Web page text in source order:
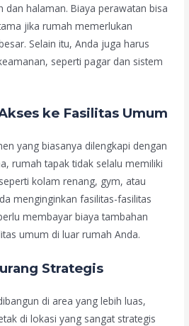
dan halaman. Biaya perawatan bisa
jika rumah memerlukan
Selain itu, Anda juga harus
seperti pagar dan sistem
ke Fasilitas Umum
yang biasanya dilengkapi dengan
rumah tapak tidak selalu memiliki
kolam renang, gym, atau
menginginkan fasilitas-fasilitas
membayar biaya tambahan
umum di luar rumah Anda.
Strategis
di area yang lebih luas,
di lokasi yang sangat strategis